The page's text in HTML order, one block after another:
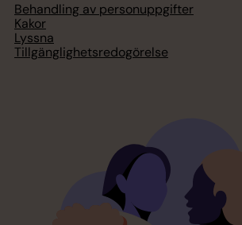
Behandling av personuppgifter
Kakor
Lyssna
Tillgänglighetsredogörelse